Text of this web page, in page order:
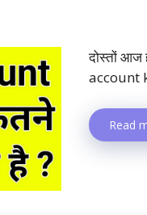
दोस्तों आज
account
Read